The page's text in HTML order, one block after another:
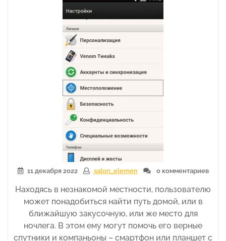
11 декабря 2022 salon_elemen 0 комментариев
Находясь в незнакомой местности, пользователю
может понадобиться найти путь домой, или в
ближайшую закусочную, или же место для
ночлега. В этом ему могут помочь его верные
спутники и компаньоны – смартфон или планшет с